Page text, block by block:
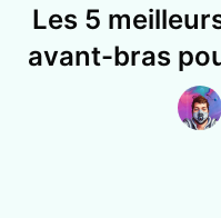
Les 5
avant-bras